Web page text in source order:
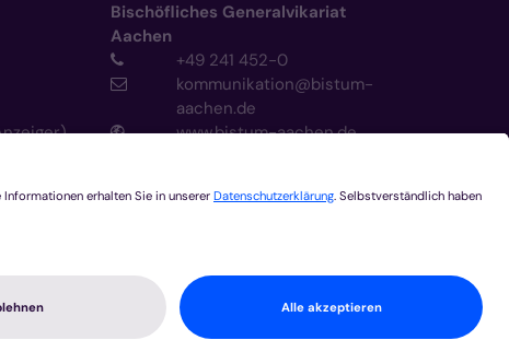
Bischöfliches Generalvikariat
Aachen
+49 241 452-0
kommunikation@bistum-
aachen.de
www.bistum-aachen.de